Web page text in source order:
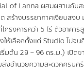
of Lanna ผสมผสานกับ
สร้างบรรยากาศเงียบสงบ
ครงการกว่า 5ไร่ ตัวอาคาร
ห้เลือกตั้งแต่ Studioไปจน
ริ่มต้น 29 – 96 ตร.ม.) เปิดข
งอำนวยความสะดวกครบค